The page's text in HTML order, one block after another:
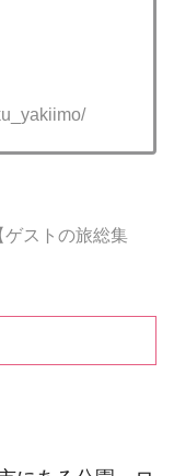
ゲストの旅総集